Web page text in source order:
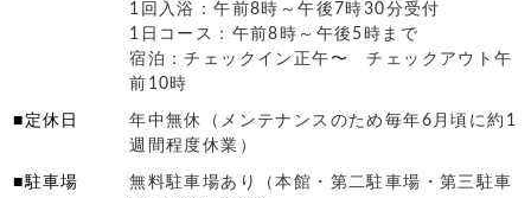
1回入浴：午前8時～午後7時30分受付
1日コース：午前8時～午後5時まで
宿泊：チェックイン正午〜 チェックアウト午
前10時
■定休日
年中無休（メンテナンスのため毎年6月頃に約1
週間程度休業）
■駐車場
無料駐車場あり（本館・第二駐車場・第三駐車